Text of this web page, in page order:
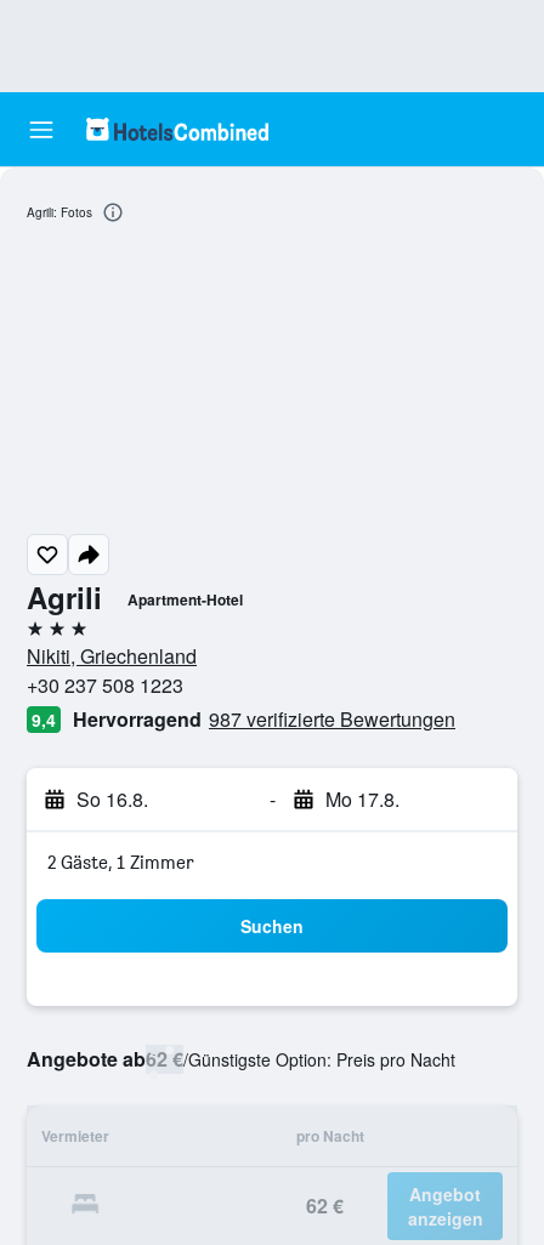
Agrili Apartment-Hotel
3 Sterne
Nikiti, Griechenland
+30 237 508 1223
9,4 Hervorragend 987 verifizierte Bewertungen
So 16.8. - Mo 17.8.
2 Gäste, 1 Zimmer
Suchen
Angebote ab62 €/Günstigste Option: Preis pro Nacht
Vermieter pro Nacht
62 €
Angebot
anzeigen
Agrili: Fotos